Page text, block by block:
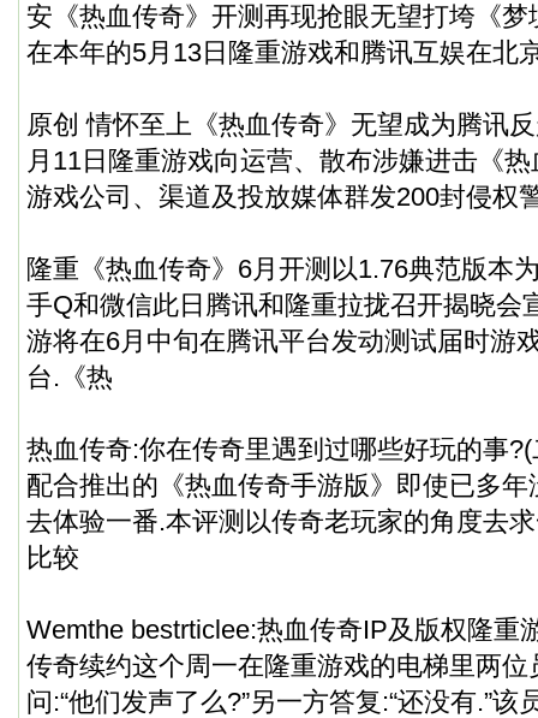
安《热血传奇》开测再现抢眼无望打垮《
在本年的5月13日隆重游戏和腾讯互娱在北
原创 情怀至上《热血传奇》无望成为腾讯反
月11日隆重游戏向运营、散布涉嫌进击《
游戏公司、渠道及投放媒体群发200封侵权
隆重《热血传奇》6月开测以1.76典范版本
手Q和微信此日腾讯和隆重拉拢召开揭晓会
游将在6月中旬在腾讯平台发动测试届时游
台.《热
热血传奇:你在传奇里遇到过哪些好玩的事
配合推出的《热血传奇手游版》即使已多
去体验一番.本评测以传奇老玩家的角度去
比较
Wemthe bestrticlee:热血传奇IP及版权隆重
传奇续约这个周一在隆重游戏的电梯里两
问:“他们发声了么?”另一方答复:“还没有.”该